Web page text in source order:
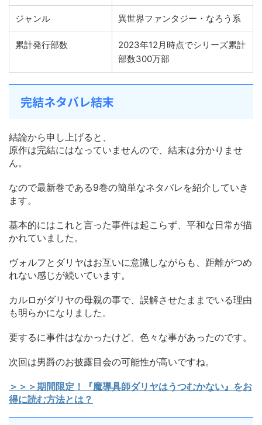
ジャンル 異世界ファンタジー・なろう系
累計発行部数
2023年12月時点でシリーズ累計
部数300万部
完結ネタバレ結末
結論から申し上げると、
原作は完結にはなっていませんので、結末は分かりませ
ん。
なので最新巻である9巻の簡単なネタバレを紹介していき
ます。
基本的にはこれと言った事件は起こらず、平和な日常が描
かれていました。
ヴォルフとダリヤはお互いに意識しながらも、距離がつめ
れない感じが続いています。
カルロがダリヤの母親の事で、誤解させたままでいる理由
も明らかになりました。
要するに事件はなかったけど、色々な事があったのです。
次回は男爵のお披露目会の可能性が高いですね。
＞＞＞期間限定！『魔導具師ダリヤはうつむかない』をお
得に読む方法とは？